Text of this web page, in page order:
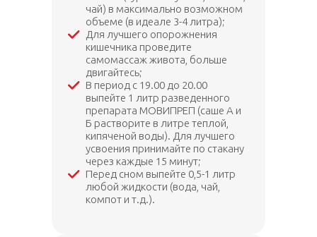
чай) в максимально возможном
объеме (в идеале 3-4 литра);
Для лучшего опорожнения
кишечника проведите
самомассаж живота, больше
двигайтесь;
В период с 19.00 до 20.00
выпейте 1 литр разведенного
препарата МОВИПРЕП (саше А и
Б растворите в литре теплой,
кипяченой воды). Для лучшего
усвоения принимайте по стакану
через каждые 15 минут;
Перед сном выпейте 0,5-1 литр
любой жидкости (вода, чай,
компот и т.д.).